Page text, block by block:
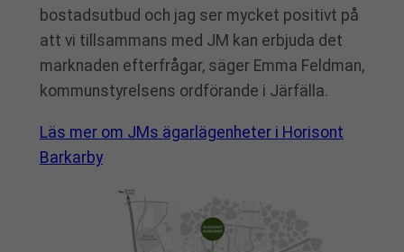
bostadsutbud och jag ser mycket positivt på
att vi tillsammans med JM kan erbjuda det
marknaden efterfrågar, säger Emma Feldman,
kommunstyrelsens ordförande i Järfälla.
Läs mer om JMs ägarlägenheter i Horisont
Barkarby